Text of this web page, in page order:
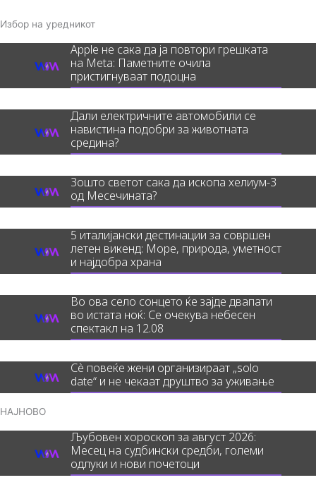
Избор на уредникот
Apple не сака да ја повтори грешката
на Meta: Паметните очила
пристигнуваат подоцна
Дали електричните автомобили се
навистина подобри за животната
средина?
Зошто светот сака да ископа хелиум-3
од Месечината?
5 италијански дестинации за совршен
летен викенд: Море, природа, уметност
и најдобра храна
Во ова село сонцето ќе зајде двапати
во истата ноќ: Се очекува небесен
спектакл на 12.08
Сè повеќе жени организираат „solo
date“ и не чекаат друштво за уживање
НАЈНОВО
Љубовен хороскоп за август 2026:
Месец на судбински средби, големи
одлуки и нови почетоци